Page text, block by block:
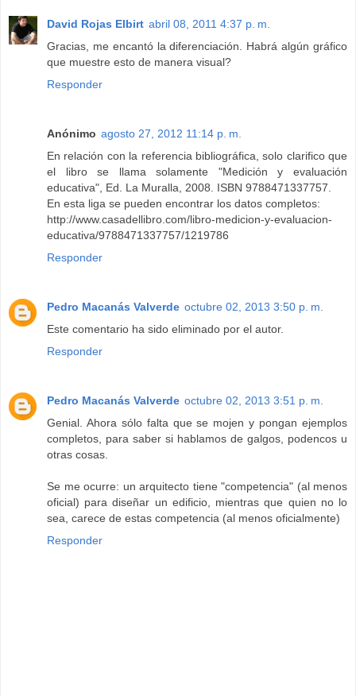
David Rojas Elbirt abril 08, 2011 4:37 p. m.
Gracias, me encantó la diferenciación. Habrá algún gráfico
que muestre esto de manera visual?
Responder
Anónimo agosto 27, 2012 11:14 p. m.
En relación con la referencia bibliográfica, solo clarifico que
el libro se llama solamente "Medición y evaluación
educativa", Ed. La Muralla, 2008. ISBN 9788471337757.
En esta liga se pueden encontrar los datos completos:
http://www.casadellibro.com/libro-medicion-y-evaluacion-
educativa/9788471337757/1219786
Responder
Pedro Macanás Valverde octubre 02, 2013 3:50 p. m.
Este comentario ha sido eliminado por el autor.
Responder
Pedro Macanás Valverde octubre 02, 2013 3:51 p. m.
Genial. Ahora sólo falta que se mojen y pongan ejemplos
completos, para saber si hablamos de galgos, podencos u
otras cosas.
Se me ocurre: un arquitecto tiene "competencia" (al menos
oficial) para diseñar un edificio, mientras que quien no lo
sea, carece de estas competencia (al menos oficialmente)
Responder